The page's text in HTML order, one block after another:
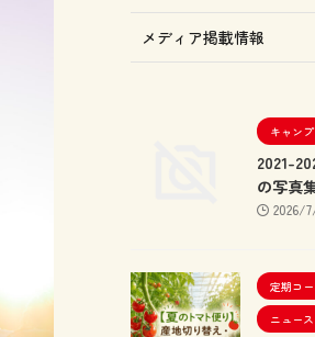
メディア掲載情報
キャンプ
2021-
の写真
2026/
定期コ
ニュース